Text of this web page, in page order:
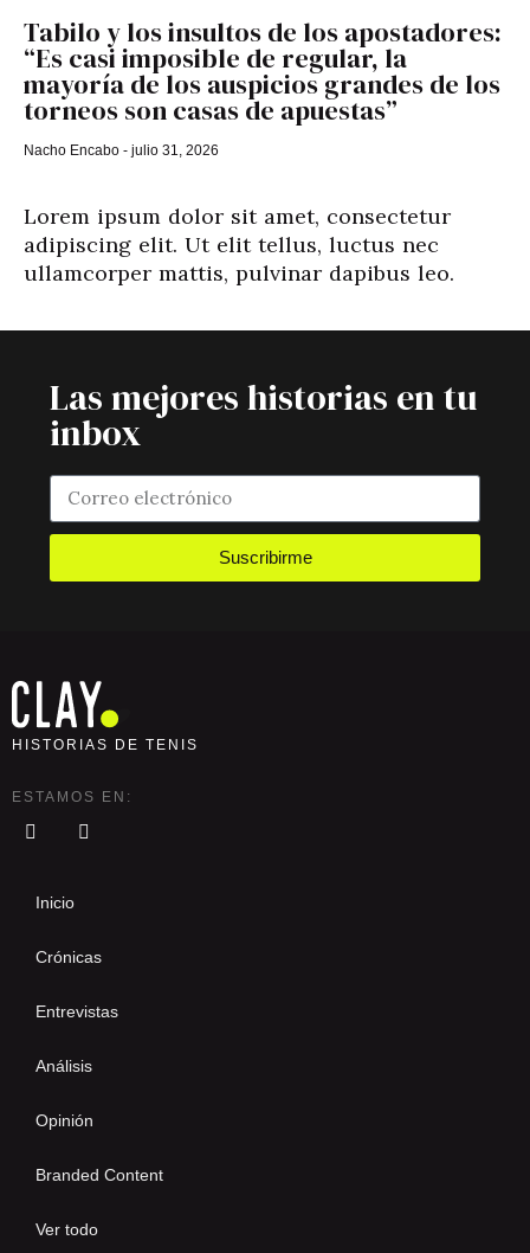
Tabilo y los insultos de los apostadores:
“Es casi imposible de regular, la
mayoría de los auspicios grandes de los
torneos son casas de apuestas”
Nacho Encabo julio 31, 2026
Lorem ipsum dolor sit amet, consectetur
adipiscing elit. Ut elit tellus, luctus nec
ullamcorper mattis, pulvinar dapibus leo.
Las mejores historias en tu
inbox
Suscribirme
HISTORIAS DE TENIS
ESTAMOS EN:
Inicio
Crónicas
Entrevistas
Análisis
Opinión
Branded Content
Ver todo